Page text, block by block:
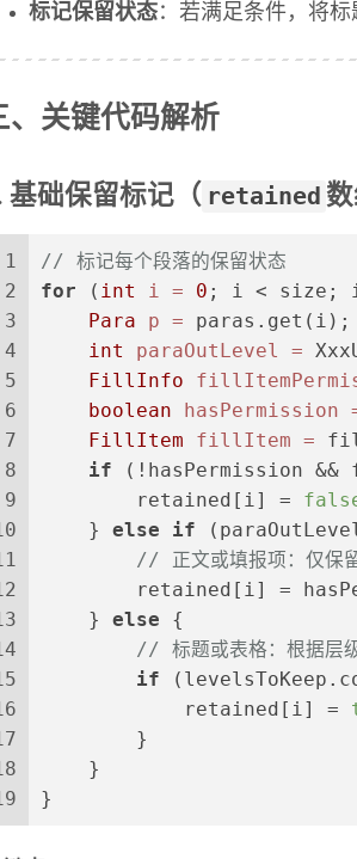
标记保留状态：若满足条件，将标
、关键代码解析
基础保留标记（ retained 数
1
2
3
4
5
6
7
8
9
// 标记每个段落的保留状态
for ( int i = 0 ; i < size;
Para
p = paras.get(i);
int
paraOutLevel =
FillInfo
boolean
hasPermission
FillItem
fillItem =
if (!hasPermission
        retained[i] =
    }
else if
// 正文或填报项：仅保
retained[i] =
    }
else {
// 标题或表格：根据层
if
            retained[i] =
        }
    }
}